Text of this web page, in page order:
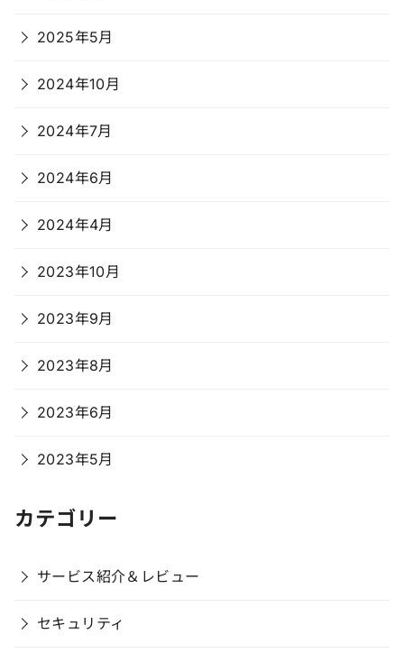
2025年5月
2024年10月
2024年7月
2024年6月
2024年4月
2023年10月
2023年9月
2023年8月
2023年6月
2023年5月
カテゴリー
サービス紹介＆レビュー
セキュリティ